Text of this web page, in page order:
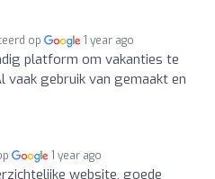
op 1 year ago
platform om vakanties te
vaak gebruik van gemaakt en
1 year ago
website, goede